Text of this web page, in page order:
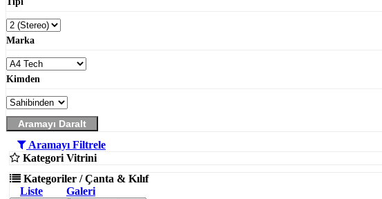
Marka
Kimden
Aramayı Daralt
Aramayı Filtrele
Kategori Vitrini
Kategoriler / Çanta & Kılıf
Liste
Galeri